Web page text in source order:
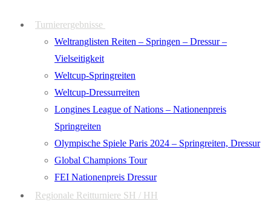
Turnierergebnisse
Weltranglisten Reiten – Springen – Dressur –
Vielseitigkeit
Weltcup-Springreiten
Weltcup-Dressurreiten
Longines League of Nations – Nationenpreis
Springreiten
Olympische Spiele Paris 2024 – Springreiten, Dressur
Global Champions Tour
FEI Nationenpreis Dressur
Regionale Reitturniere SH / HH